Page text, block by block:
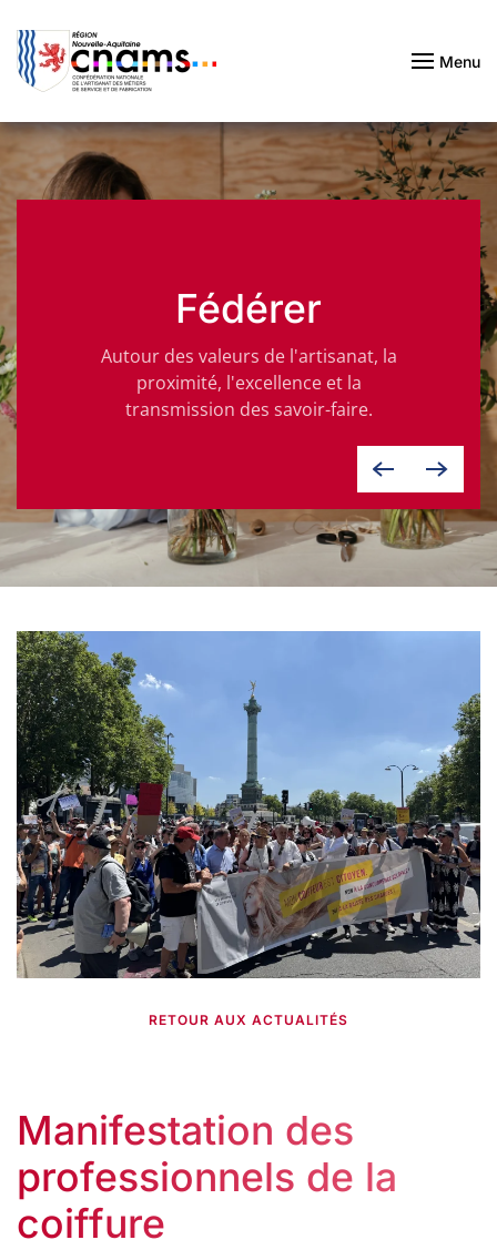
Passer au contenu principal Menu
Fédérer
Autour des valeurs de l'artisanat, la
proximité, l'excellence et la
transmission des savoir-faire.
RETOUR AUX ACTUALITÉS
Manifestation des
professionnels de la
coiffure